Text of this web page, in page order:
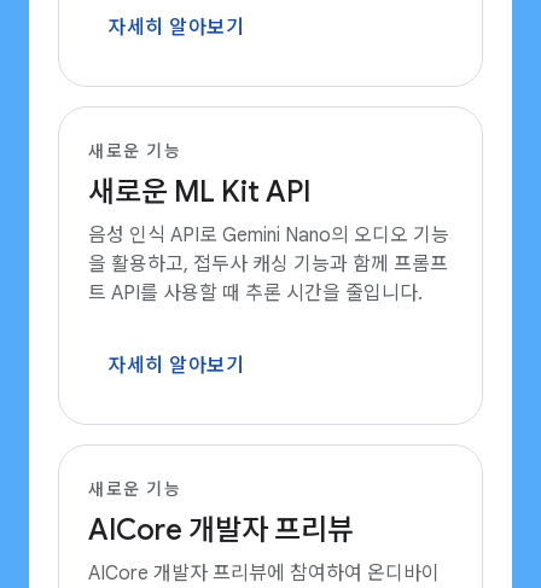
자세히 알아보기
새로운 기능
새로운 ML Kit API
음성 인식 API로 Gemini Nano의 오디오 기능
을 활용하고, 접두사 캐싱 기능과 함께 프롬프
트 API를 사용할 때 추론 시간을 줄입니다.
자세히 알아보기
새로운 기능
AICore 개발자 프리뷰
AICore 개발자 프리뷰에 참여하여 온디바이